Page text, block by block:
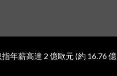
年薪高達 2 億歐元 (約 16.76 億